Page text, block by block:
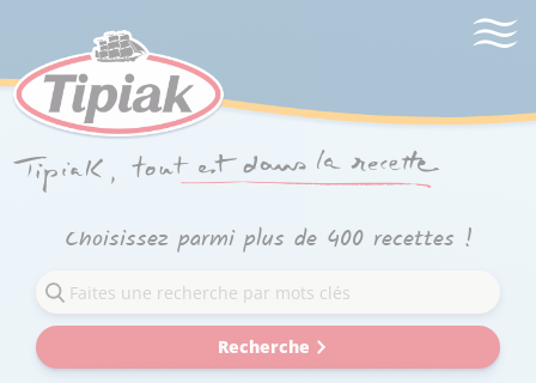
Choisissez parmi plus de 400 recettes !
Recherche